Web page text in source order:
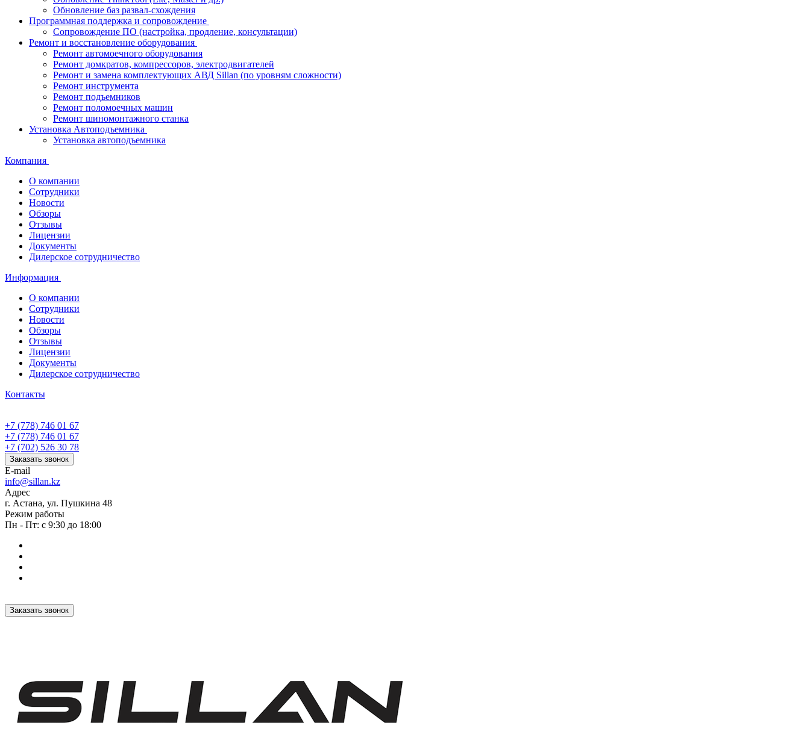
Обновление баз развал-схождения
Программная поддержка и сопровождение
Сопровождение ПО (настройка, продление, консультации)
Ремонт и восстановление оборудования
Ремонт автомоечного оборудования
Ремонт домкратов, компрессоров, электродвигателей
Ремонт и замена комплектующих АВД Sillan (по уровням сложности)
Ремонт инструмента
Ремонт подъемников
Ремонт поломоечных машин
Ремонт шиномонтажного станка
Установка Автоподъемника
Установка автоподъемника
Компания
О компании
Сотрудники
Новости
Обзоры
Отзывы
Лицензии
Документы
Дилерское сотрудничество
Информация
О компании
Сотрудники
Новости
Обзоры
Отзывы
Лицензии
Документы
Дилерское сотрудничество
Контакты
+7 (778) 746 01 67
+7 (778) 746 01 67
+7 (702) 526 30 78
Заказать звонок
E-mail
info@sillan.kz
Адрес
г. Астана, ул. Пушкина 48
Режим работы
Пн - Пт: с 9:30 до 18:00
Заказать звонок